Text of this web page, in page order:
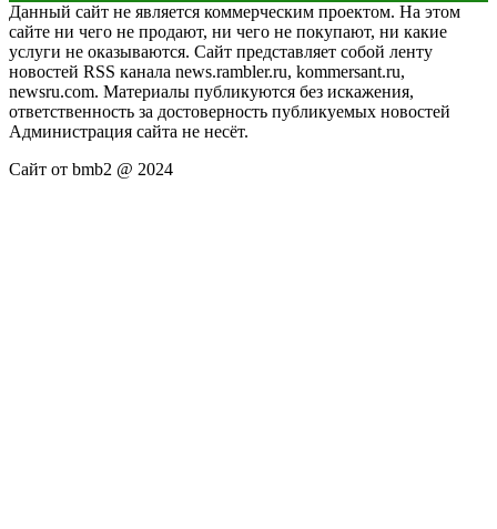
Данный сайт не является коммерческим проектом. На этом
сайте ни чего не продают, ни чего не покупают, ни какие
услуги не оказываются. Сайт представляет собой ленту
новостей RSS канала news.rambler.ru, kommersant.ru,
newsru.com. Материалы публикуются без искажения,
ответственность за достоверность публикуемых новостей
Администрация сайта не несёт.
Сайт от bmb2 @ 2024